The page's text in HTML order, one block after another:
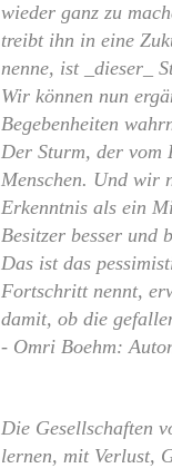
wieder ganz zu
treibt ihn in eine
nenne, ist _dieser_
Wir können nun
Begebenheiten
Der Sturm, der vom
Menschen. Und wir
Erkenntnis als ein
Besitzer besser und
Das ist das
Fortschritt nennt,
damit, ob die
- Omri Boehm:
Die Gesellschaften
lernen, mit Verlust,